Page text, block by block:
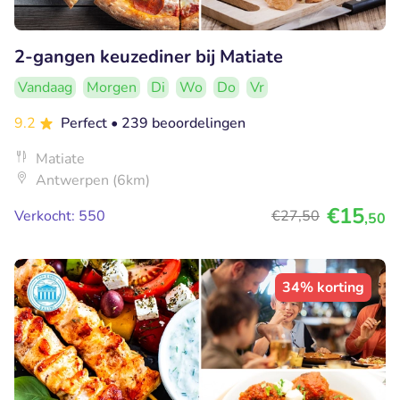
2-gangen keuzediner bij Matiate
Vandaag Morgen Di Wo Do
Vr
9.2
Perfect • 239 beoordelingen
Matiate
Antwerpen (6km)
Verkocht: 550
€27,50 €15,50
34% korting